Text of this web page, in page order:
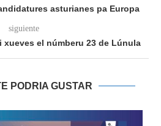
asturianes pa Europa
siguiente
xueves el númberu 23 de Lúnula
PODRIA GUSTAR